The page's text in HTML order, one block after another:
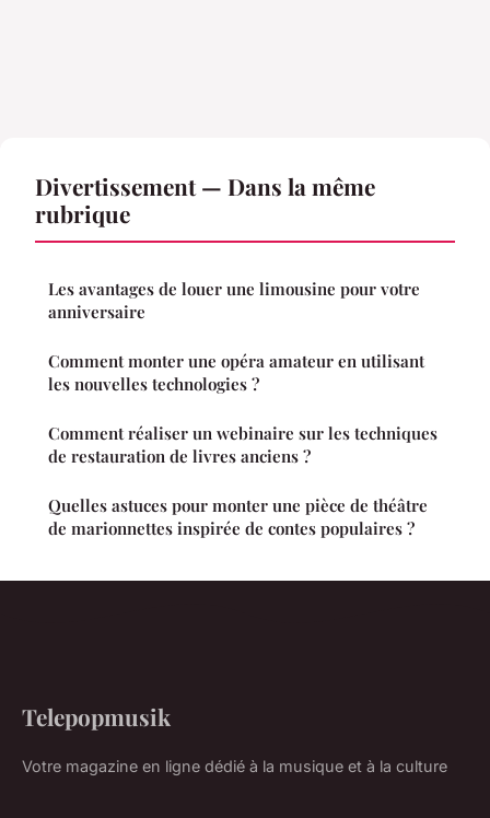
Divertissement — Dans la même
rubrique
Les avantages de louer une limousine pour votre
anniversaire
Comment monter une opéra amateur en utilisant
les nouvelles technologies ?
Comment réaliser un webinaire sur les techniques
de restauration de livres anciens ?
Quelles astuces pour monter une pièce de théâtre
de marionnettes inspirée de contes populaires ?
Telepopmusik
Votre magazine en ligne dédié à la musique et à la culture